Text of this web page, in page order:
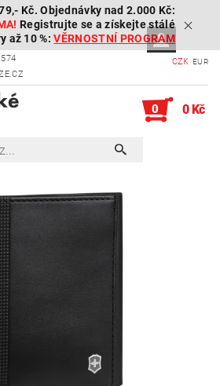
Kč. Objednávky nad 2.000 Kč:
Registrujte se a získejte stálé
až 10 %:VĚRNOSTNÍ PROGRAM
CZK EUR
0 0 Kč